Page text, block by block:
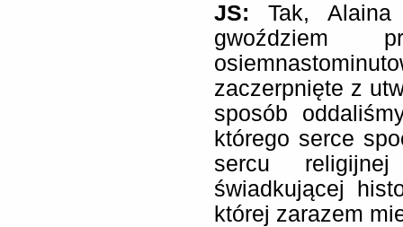
JS: Tak,
zaczerpnięte z
sposób
którego serce
sercu
świadkującej
której zarazem